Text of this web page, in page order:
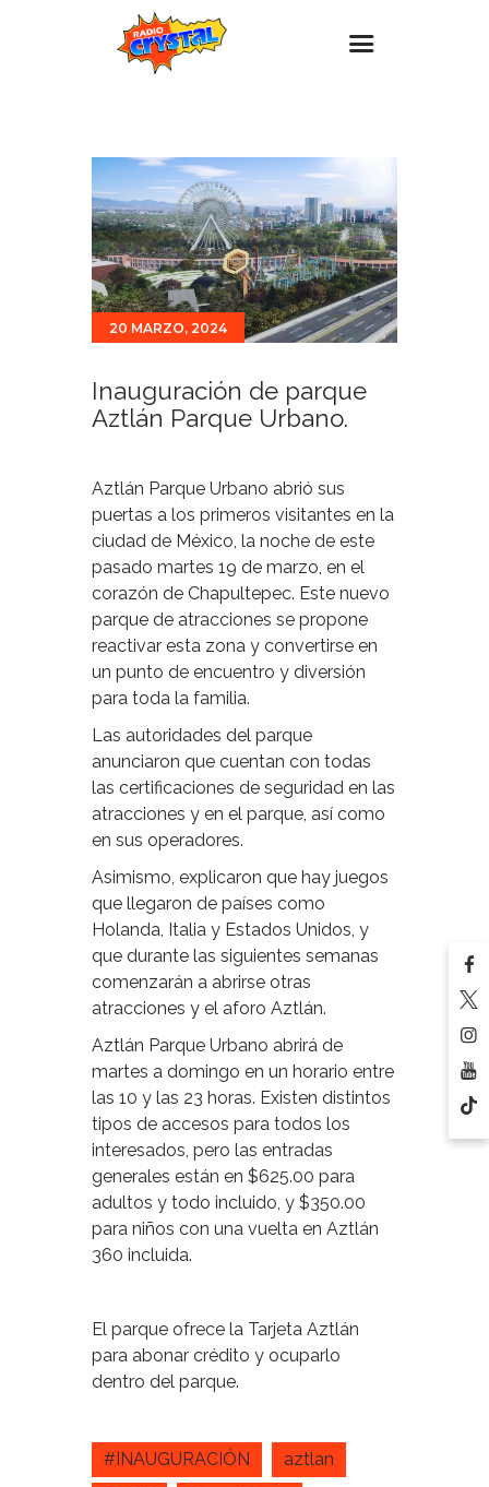
Estaciones
Eventos
Promociones
Noticias
Para ti
20 MARZO, 2024
Inauguración de parque
Aztlán Parque Urbano.
Aztlán Parque Urbano abrió sus
puertas a los primeros visitantes en la
ciudad de México, la noche de este
pasado martes 19 de marzo, en el
corazón de Chapultepec. Este nuevo
parque de atracciones se propone
reactivar esta zona y convertirse en
un punto de encuentro y diversión
para toda la familia.
Las autoridades del parque
anunciaron que cuentan con todas
las certificaciones de seguridad en las
atracciones y en el parque, así como
en sus operadores.
Asimismo, explicaron que hay juegos
que llegaron de países como
Holanda, Italia y Estados Unidos, y
que durante las siguientes semanas
comenzarán a abrirse otras
atracciones y el aforo Aztlán.
Aztlán Parque Urbano abrirá de
martes a domingo en un horario entre
las 10 y las 23 horas. Existen distintos
tipos de accesos para todos los
interesados, pero las entradas
generales están en $625.00 para
adultos y todo incluido, y $350.00
para niños con una vuelta en Aztlán
360 incluida.
El parque ofrece la Tarjeta Aztlán
para abonar crédito y ocuparlo
dentro del parque.
#INAUGURACIÓN
aztlan